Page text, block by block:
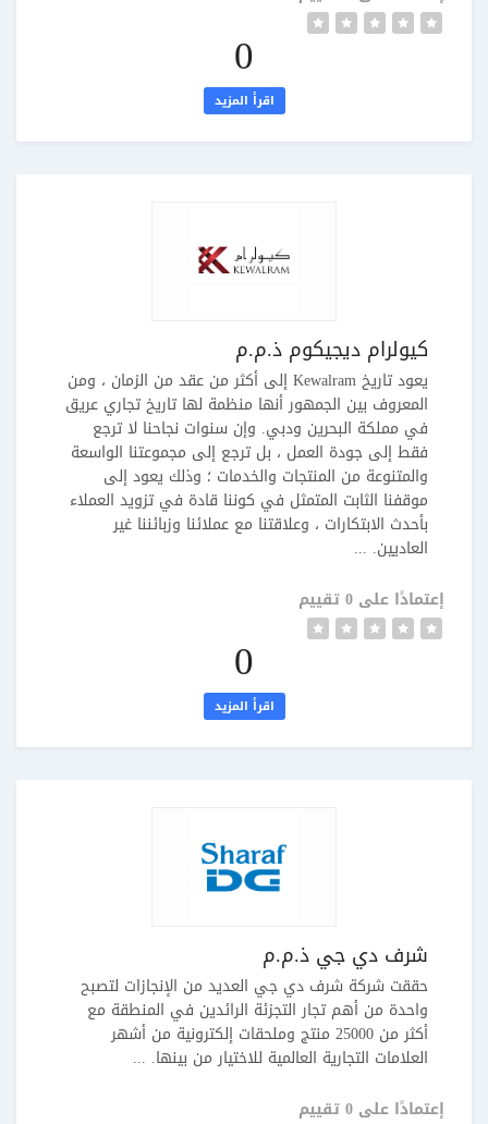
0
اقرأ المزيد
كيولرام ديجيكوم ذ.م.م
يعود تاريخ Kewalram إلى أكثر من عقد من الزمان ، ومن
المعروف بين الجمهور أنها منظمة لها تاريخ تجاري عريق
في مملكة البحرين ودبي. وإن سنوات نجاحنا لا ترجع
فقط إلى جودة العمل ، بل ترجع إلى مجموعتنا الواسعة
والمتنوعة من المنتجات والخدمات ؛ وذلك يعود إلى
موقفنا الثابت المتمثل في كوننا قادة في تزويد العملاء
بأحدث الابتكارات ، وعلاقتنا مع عملائنا وزبائننا غير
العاديين. ...
إعتمادًا على 0 تقييم
0
اقرأ المزيد
شرف دي جي ذ.م.م
حققت شركة شرف دي جي العديد من الإنجازات لتصبح
واحدة من أهم تجار التجزئة الرائدين في المنطقة مع
أكثر من 25000 منتج وملحقات إلكترونية من أشهر
العلامات التجارية العالمية للاختيار من بينها. ...
إعتمادًا على 0 تقييم